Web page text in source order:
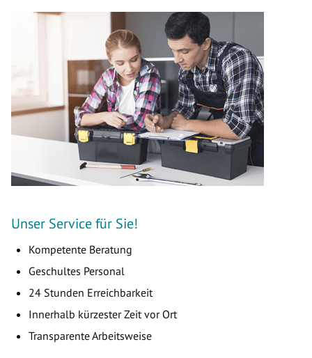
Unser Service für Sie!
Kompetente Beratung
Geschultes Personal
24 Stunden Erreichbarkeit
Innerhalb kürzester Zeit vor Ort
Transparente Arbeitsweise